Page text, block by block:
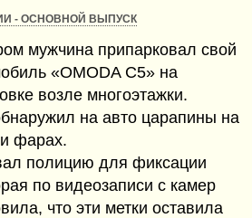
- ОСНОВНОЙ ВЫПУСК
мужчина припарковал свой
«OMODA C5» на
возле многоэтажки.
на авто царапины на
фарах.
полицию для фиксации
по видеозаписи с камер
что эти метки оставила